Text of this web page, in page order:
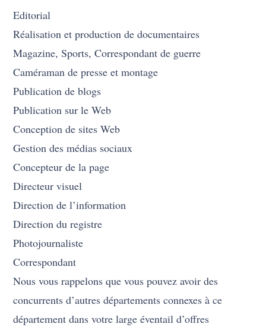
Editorial
Réalisation et production de documentaires
Magazine, Sports, Correspondant de guerre
Caméraman de presse et montage
Publication de blogs
Publication sur le Web
Conception de sites Web
Gestion des médias sociaux
Concepteur de la page
Directeur visuel
Direction de l’information
Direction du registre
Photojournaliste
Correspondant
Nous vous rappelons que vous pouvez avoir des
concurrents d’autres départements connexes à ce
département dans votre large éventail d’offres